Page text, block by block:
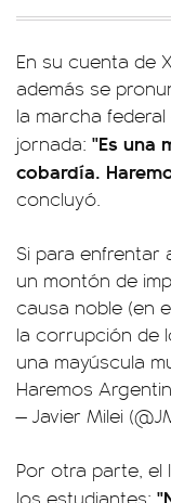
En su cuenta de
además se
la marcha
jornada: "Es una
cobardía.
concluyó.
Si para
un montón de
causa noble (en
la corrupción de
una mayúscula
Haremos
— Javier Milei
Por otra parte, el
los estudiantes: